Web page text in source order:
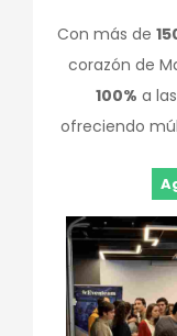
Con más de
corazón de
100% a
ofreciendo